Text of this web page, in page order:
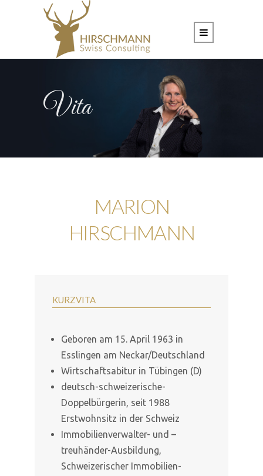
Vita
MARION
HIRSCHMANN
KURZVITA
Geboren am 15. April 1963 in
Esslingen am Neckar/Deutschland
Wirtschaftsabitur in Tübingen (D)
deutsch-schweizerische-
Doppelbürgerin, seit 1988
Erstwohnsitz in der Schweiz
Immobilienverwalter- und –
treuhänder-Ausbildung,
Schweizerischer Immobilien-